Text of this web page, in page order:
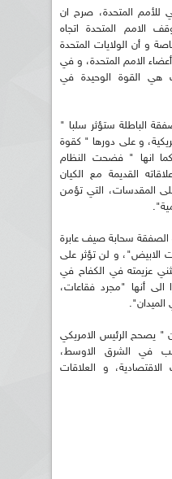
للأمم المتحدة، صرح ان
الامم المتحدة اتجاه
و أن الولايات المتحدة
الامم المتحدة، و في
هي القوة الوحيدة في
الباطلة ستؤثر سلبا "
و على دورها " كقوة
انها " فضحت النظام
القديمة مع الكيان
المقدسات، التي تؤمن
سحابة صيف عابرة
الابيض"، و لن تؤثر على
عزيمته في الكفاح في
الى أنها "مجرد فقاعات،
الميدان".
" يصحح الرئيس الامريكي
في الشرق الاوسط،
و العلاقات